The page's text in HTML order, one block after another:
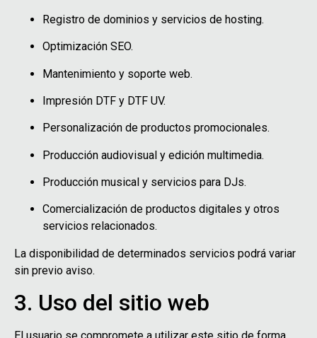
Registro de dominios y servicios de hosting.
Optimización SEO.
Mantenimiento y soporte web.
Impresión DTF y DTF UV.
Personalización de productos promocionales.
Producción audiovisual y edición multimedia.
Producción musical y servicios para DJs.
Comercialización de productos digitales y otros
servicios relacionados.
La disponibilidad de determinados servicios podrá variar
sin previo aviso.
3. Uso del sitio web